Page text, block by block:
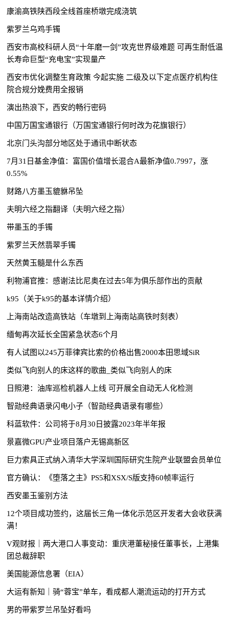
康渝高铁陕西段全线首座桥墩完成浇筑
紫罗兰乌鸡手镯
西安市高校科研人员“十年磨一剑”攻克世界级难题 可再生耐低温
长寿命巨型“充电宝”实现量产
西安市优化调整生育政策 今起实施 二级及以下定点医疗机构住
院合规分娩费用全报销
演出热浪下，西安的畅行密码
中国万国宝通银行（万国宝通银行何时改为花旗银行）
北京门头沟部分地区处于通讯中断状态
7月31日基金净值：富国价值增长混合A最新净值0.7997，涨
0.55%
财路八方墨玉貔貅吊坠
夫明六经之指翻译（夫明六经之指）
带墨玉的手镯
紫罗兰天然翡翠手镯
天然黄玉髓是什么东西
利物浦官推：感谢法比尼奥在过去5年为俱乐部作出的贡献
k95（关于k95的基本详情介绍）
上海南站改造高铁站（车墩到上海南站高铁时刻表）
缅甸再次延长全国紧急状态6个月
有人试图以245万菲律宾比索的价格出售2000本田思域SiR
类似飞向别人的床这样的歌曲_类似飞向别人的床
日照港：油库巡检机器人上线 可开展全自动无人化检测
智勋经典语录闪电小子（智勋经典语录有哪些）
科蓝软件：公司将于8月30日披露2023年半年报
景嘉微GPU产业项目落户无锡高新区
巨力索具正式纳入清华大学深圳国际研究生院产业联盟会员单位
官方确认：《堕落之主》PS5和XSX/S版支持60帧率运行
西安墨玉鉴别方法
12个项目成功签约，这届长三角一体化示范区开发者大会收获满
满！
V观财报｜两大港口人事变动：重庆港董秘接任董事长，上港集
团总裁辞职
美国能源信息署（EIA）
大运有新知｜骑“蓉宝”单车，看成都人潮流运动的打开方式
男的带紫罗兰吊坠好看吗